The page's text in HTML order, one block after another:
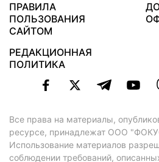
ПРАВИЛА
ПОЛЬЗОВАНИЯ
САЙТОМ
РЕДАКЦИОННАЯ
ПОЛИТИКА
Все права на материалы,
ресурсе, принадлежат ООО
Использование материалов
соблюдении требований,